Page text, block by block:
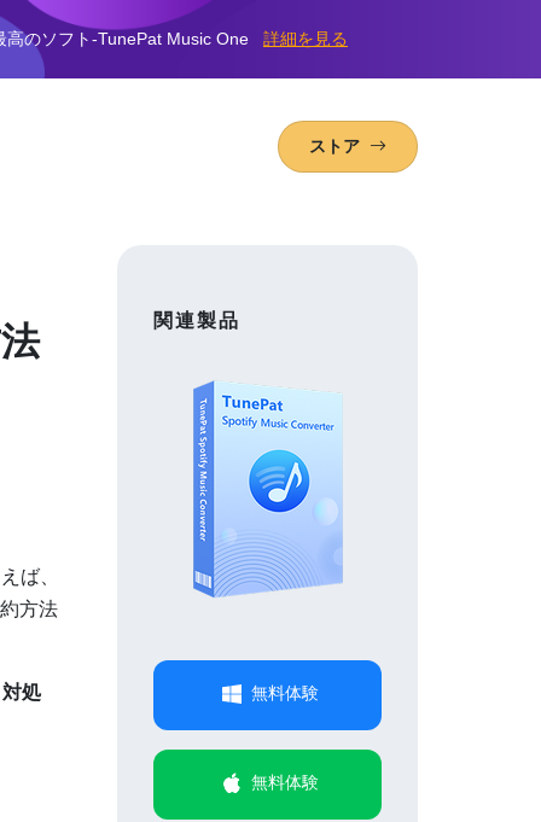
のソフト-TunePat Music One 詳細を見る
ストア
ば、
方法
処
関連製品
無料体験
無料体験